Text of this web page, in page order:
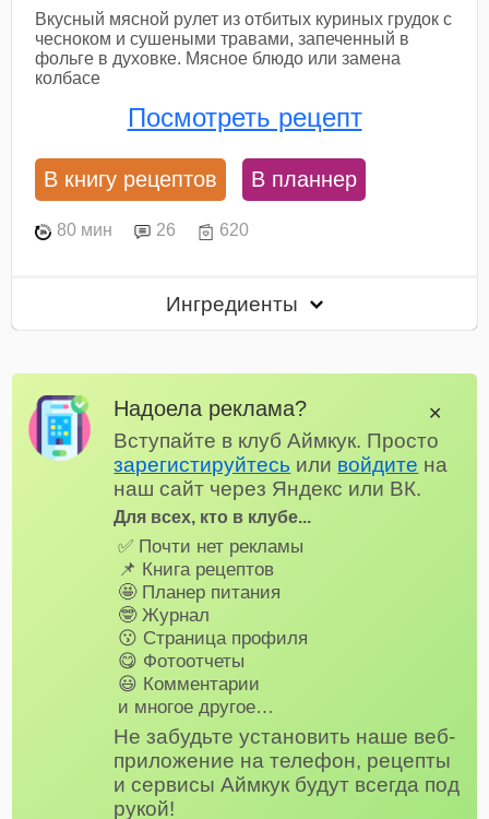
Вкусный мясной рулет из отбитых куриных грудок с
чесноком и сушеными травами, запеченный в
фольге в духовке. Мясное блюдо или замена
колбасе
Посмотреть рецепт
В книгу рецептов В планнер
80 мин 26 620
Ингредиенты
Надоела реклама?
Вступайте в клуб Аймкук. Просто
зарегистируйтесь или войдите на
наш сайт через Яндекс или ВК.
Для всех, кто в клубе...
✅ Почти нет рекламы
📌 Книга рецептов
🤩 Планер питания
🤓 Журнал
😗 Страница профиля
😋 Фотоотчеты
😃 Комментарии
и многое другое…
Не забудьте установить наше веб-
приложение на телефон, рецепты
и сервисы Аймкук будут всегда под
рукой!
✕